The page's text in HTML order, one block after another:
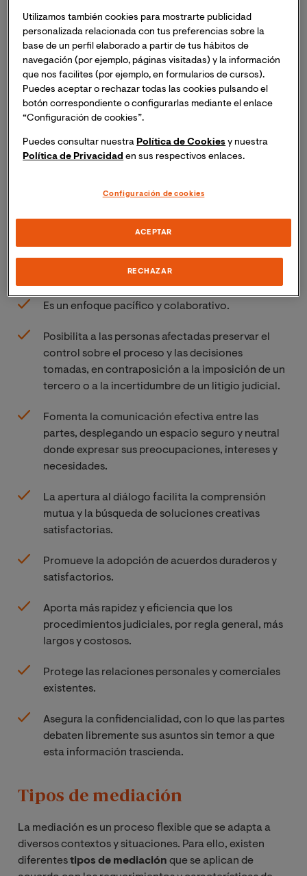
Durante todo el proceso de mediación, las partes
mantienen el control sobre las decisiones adoptadas y
asumen la responsabilidad de dar con soluciones
beneficiosas para sus intereses, tanto individuales
como colectivos.
Ten presente que la mediación y los mediadores nunca
misión consiste en propiciar una comunicación
efectiva y constructiva para alcanzar acuerdos
¿Cuáles son sus principales ventajas?
Es un enfoque pacífico y colaborativo.
Posibilita a las personas afectadas preservar el
control sobre el proceso y las decisiones
tomadas, en contraposición a la imposición de un
tercero o a la incertidumbre de un litigio judicial.
Fomenta la comunicación efectiva entre las
partes, desplegando un espacio seguro y neutral
donde expresar sus preocupaciones, intereses y
necesidades.
La apertura al diálogo facilita la comprensión
mutua y la búsqueda de soluciones creativas
satisfactorias.
Promueve la adopción de acuerdos duraderos y
satisfactorios.
Aporta más rapidez y eficiencia que los
procedimientos judiciales, por regla general, más
largos y costosos.
Protege las relaciones personales y comerciales
existentes.
Asegura la confidencialidad, con lo que las partes
debaten libremente sus asuntos sin temor a que
esta información trascienda.
Tipos de mediación
La mediación es un proceso flexible que se adapta a
diversos contextos y situaciones. Para ello, existen
diferentestipos de mediación que se aplican de
Utilizamos también cookies para mostrarte publicidad
personalizada relacionada con tus preferencias sobre la
base de un perfil elaborado a partir de tus hábitos de
navegación (por ejemplo, páginas visitadas) y la información
que nos facilites (por ejemplo, en formularios de cursos).
Puedes aceptar o rechazar todas las cookies pulsando el
botón correspondiente o configurarlas mediante el enlace
“Configuración de cookies”.
Puedes consultar nuestra Política de Cookies y nuestra
Política de Privacidad en sus respectivos enlaces.
Configuración de cookies
RECHAZAR
ACEPTAR